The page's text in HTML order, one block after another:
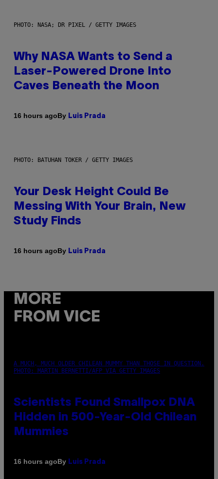
PHOTO: NASA; DR PIXEL / GETTY IMAGES
Why NASA Wants to Send a
Laser-Powered Drone Into
Caves Beneath the Moon
16 hours agoBy Luis Prada
PHOTO: BATUHAN TOKER / GETTY IMAGES
Your Desk Height Could Be
Messing With Your Brain, New
Study Finds
16 hours agoBy Luis Prada
MORE
FROM VICE
A MUCH, MUCH OLDER CHILEAN MUMMY THAN THOSE IN QUESTION.
PHOTO: MARTIN BERNETTI/AFP VIA GETTY IMAGES
Scientists Found Smallpox DNA
Hidden in 500-Year-Old Chilean
Mummies
16 hours agoBy Luis Prada